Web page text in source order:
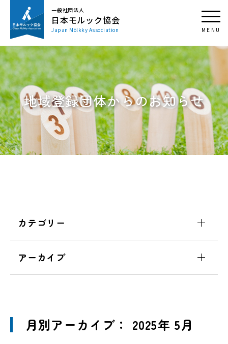
一般社団法人
日本モルック協会
Japan Mölkky Association
地域登録団体からのお知らせ
月別アーカイブ： 2025年 5月
カテゴリー
アーカイブ